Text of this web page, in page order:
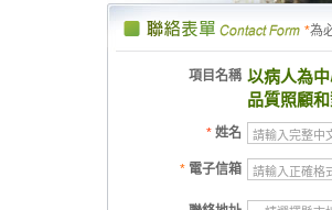
*為
項目名稱 以病人為
品質照顧
* 姓名
* 電子信箱